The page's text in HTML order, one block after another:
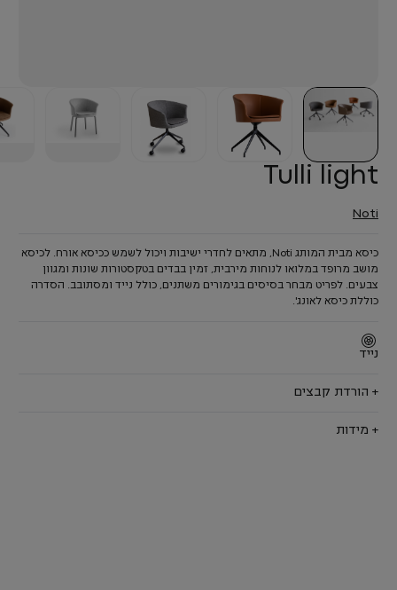
Tulli light
Noti
כיסא מבית המותג Noti, מתאים לחדרי ישיבות ויכול לשמש ככיסא אורח. לכיסא
מושב מרופד במלואו לנוחות מירבית, זמין בבדים בטקסטורות שונות ומגוון
צבעים. לפריט מבחר בסיסים בגימורים משתנים, כולל נייד ומסתובב. הסדרה
כוללת כיסא לאונג'.
נייד
+ הורדת קבצים
+ מידות